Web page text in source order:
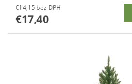
€14,15 bez DPH
€17,40